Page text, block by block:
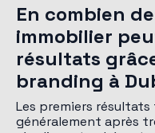
En combien
immobilier
résultats
branding à
Les premiers
généralement après